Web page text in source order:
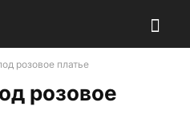
розовое платье
розовое